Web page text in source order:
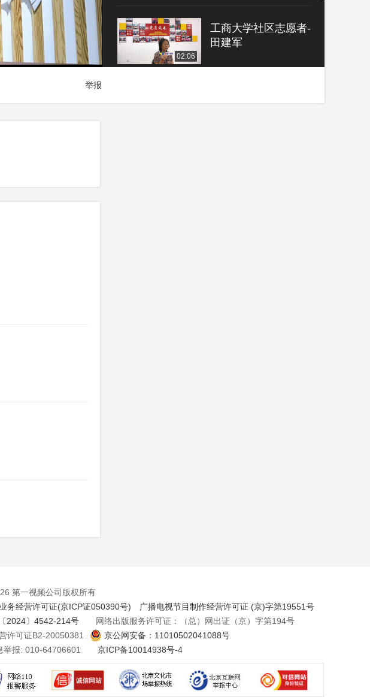
02:06
工商大学社区志愿者-
田建军
工商大学社区志愿者-
举报
第一视频公司版权所有
务经营许可证(京ICP证050390号)
广播电视节目制作经营许可证 (京)字第19551号
2024〕4542-214号网络出版服务许可证：（总）网出证（京）字第194号
许可证B2-20050381
京公网安备：11010502041088号
举报: 010-64706601 京ICP备10014938号-4